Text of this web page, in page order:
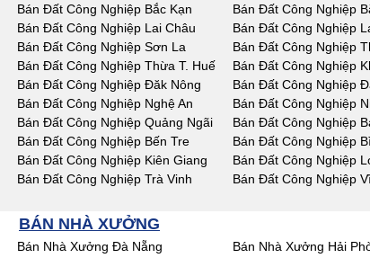
Bán Đất Công Nghiệp Bắc Kạn Bán Đất Công Nghiệp
Bán Đất Công Nghiệp Lai Châu Bán Đất Công Nghiệp
Bán Đất Công Nghiệp Sơn La Bán Đất Công Nghiệp
Bán Đất Công Nghiệp Thừa T. Huế Bán Đất Công Nghiệp
Bán Đất Công Nghiệp Đăk Nông Bán Đất Công Nghiệp
Bán Đất Công Nghiệp Nghệ An Bán Đất Công Nghiệp
Bán Đất Công Nghiệp Quảng Ngãi Bán Đất Công Nghiệp
Bán Đất Công Nghiệp Bến Tre Bán Đất Công Nghiệp
Bán Đất Công Nghiệp Kiên Giang Bán Đất Công Nghiệp
Bán Đất Công Nghiệp Trà Vinh Bán Đất Công Nghiệp
BÁN NHÀ XƯỞNG
Bán Nhà Xưởng Đà Nẵng Bán Nhà Xưởng Hải